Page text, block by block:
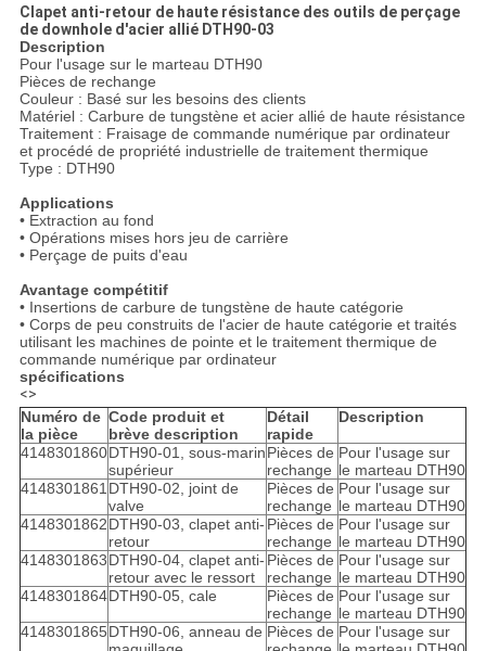
Clapet anti-retour de haute résistance des outils de perçage
de downhole d'acier allié DTH90-03
Description
Pour l'usage sur le marteau DTH90
Pièces de rechange
Couleur : Basé sur les besoins des clients
Matériel : Carbure de tungstène et acier allié de haute résistance
Traitement : Fraisage de commande numérique par ordinateur
et procédé de propriété industrielle de traitement thermique
Type : DTH90
Applications
• Extraction au fond
• Opérations mises hors jeu de carrière
• Perçage de puits d'eau
Avantage compétitif
• Insertions de carbure de tungstène de haute catégorie
• Corps de peu construits de l'acier de haute catégorie et traités
utilisant les machines de pointe et le traitement thermique de
commande numérique par ordinateur
spécifications
<>
Numéro de
la pièce
Code produit et
brève description
Détail
rapide
Description
4148301860DTH90-01, sous-marin
supérieur
Pièces de
rechange
Pour l'usage sur
le marteau DTH90
4148301861DTH90-02, joint de
valve
Pièces de
rechange
Pour l'usage sur
le marteau DTH90
4148301862DTH90-03, clapet anti-
retour
Pièces de
rechange
Pour l'usage sur
le marteau DTH90
4148301863DTH90-04, clapet anti-
retour avec le ressort
Pièces de
rechange
Pour l'usage sur
le marteau DTH90
4148301864DTH90-05, cale
Pièces de
rechange
Pour l'usage sur
le marteau DTH90
4148301865DTH90-06, anneau de Pièces de Pour l'usage sur